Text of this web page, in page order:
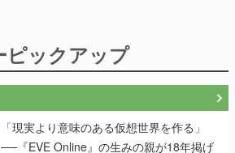
「現実より意味のある仮想世界を作る」
──『EVE Online』の生みの親が18年掲げ
く本気だった